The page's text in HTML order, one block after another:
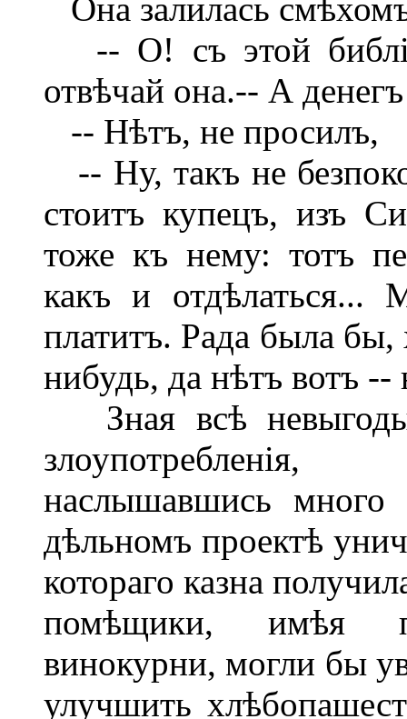
Она залилась
-- О! съ этой
отвѣчай она.-- А
-- Нѣтъ, не просилъ,
-- Ну, такъ не
стоитъ купецъ, изъ
тоже къ нему: тотъ
какъ и
платитъ. Рада была бы,
нибудь, да нѣтъ вотъ --
Зная всѣ
наслышавшись
дѣльномъ проектѣ
котораго казна
помѣщики, имѣя
винокурни, могли бы
улучшить